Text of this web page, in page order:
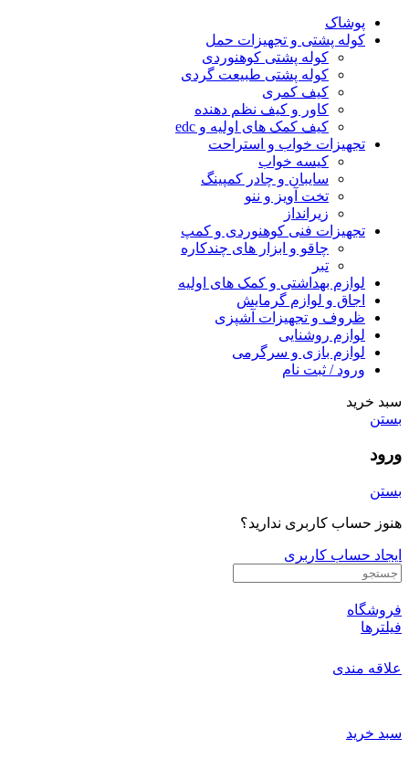
پوشاک
کوله پشتی و تجهیزات حمل
کوله پشتی کوهنوردی
کوله پشتی طبیعت گردی
کیف کمری
کاور و کیف نظم دهنده
کیف کمک های اولیه و edc
تجهیزات خواب و استراحت
کیسه خواب
سایبان و چادر کمپینگ
تخت آویز و ننو
زیرانداز
تجهیزات فنی کوهنوردی و کمپ
چاقو و ابزار های چندکاره
تبر
لوازم بهداشتی و کمک های اولیه
اجاق و لوازم گرمایش
ظروف و تجهیزات آشپزی
لوازم روشنایی
لوازم بازی و سرگرمی
ورود / ثبت نام
سبد خرید
بستن
ورود
بستن
هنوز حساب کاربری ندارید؟
ایجاد حساب کاربری
فروشگاه
فیلترها
علاقه مندی
سبد خرید